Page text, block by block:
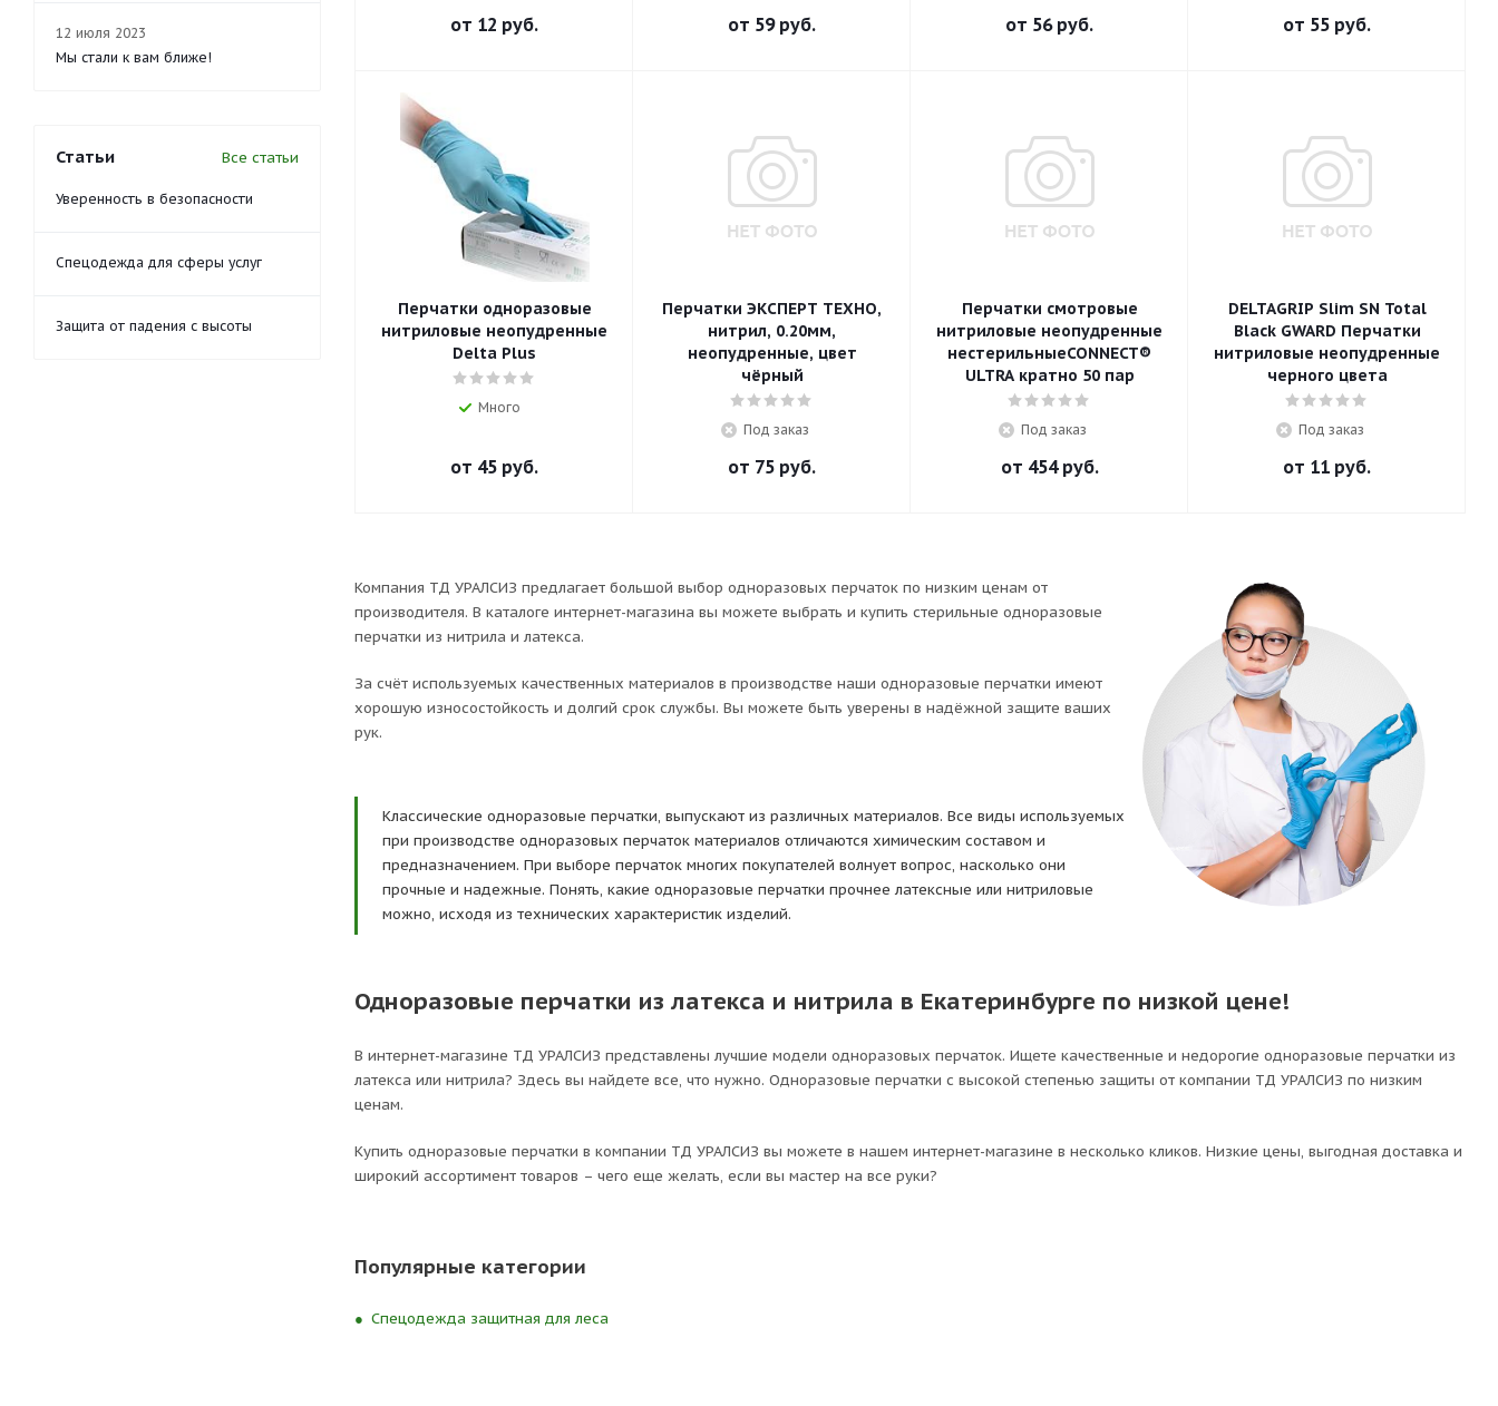
от 12 руб. от 59 руб. от 56 руб. от 55 руб.
Перчатки одноразовые
нитриловые неопудренные
Delta Plus
Много
от 45 руб.
Перчатки ЭКСПЕРТ ТЕХНО,
нитрил, 0.20мм,
неопудренные, цвет
чёрный
Под заказ
от 75 руб.
Перчатки смотровые
нитриловые неопудренные
нестерильныеCONNECT®
ULTRA кратно 50 пар
Под заказ
от 454 руб.
DELTAGRIP Slim SN Total
Black GWARD Перчатки
нитриловые неопудренные
черного цвета
Под заказ
от 11 руб.
Компания ТД УРАЛСИЗ предлагает большой выбор одноразовых перчаток по низким ценам от
производителя. В каталоге интернет-магазина вы можете выбрать и купить стерильные одноразовые
перчатки из нитрила и латекса.
За счёт используемых качественных материалов в производстве наши одноразовые перчатки имеют
хорошую износостойкость и долгий срок службы. Вы можете быть уверены в надёжной защите ваших
рук.
Классические одноразовые перчатки, выпускают из различных материалов. Все виды используемых
при производстве одноразовых перчаток материалов отличаются химическим составом и
предназначением. При выборе перчаток многих покупателей волнует вопрос, насколько они
прочные и надежные. Понять, какие одноразовые перчатки прочнее латексные или нитриловые
можно, исходя из технических характеристик изделий.
Одноразовые перчатки из латекса и нитрила в Екатеринбурге по низкой цене!
В интернет-магазине ТД УРАЛСИЗ представлены лучшие модели одноразовых перчаток. Ищете качественные и недорогие одноразовые перчатки из
латекса или нитрила? Здесь вы найдете все, что нужно. Одноразовые перчатки с высокой степенью защиты от компании ТД УРАЛСИЗ по низким
ценам.
Купить одноразовые перчатки в компании ТД УРАЛСИЗ вы можете в нашем интернет-магазине в несколько кликов. Низкие цены, выгодная доставка и
широкий ассортимент товаров – чего еще желать, если вы мастер на все руки?
Популярные категории
Спецодежда защитная для леса
12 июля 2023
Мы стали к вам ближе!
Статьи Все статьи
Уверенность в безопасности
Спецодежда для сферы услуг
Защита от падения с высоты